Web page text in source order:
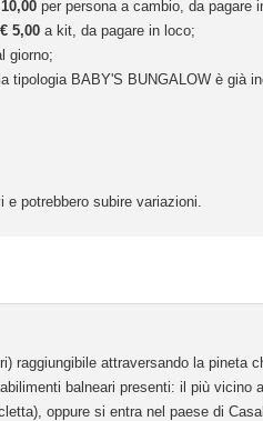
per persona a cambio, da pagare
€ 5,00 a kit, da pagare in loco;
giorno;
tipologia BABY'S BUNGALOW è già
e potrebbero subire variazioni.
raggiungibile attraversando la pineta
balneari presenti: il più vicino
oppure si entra nel paese di